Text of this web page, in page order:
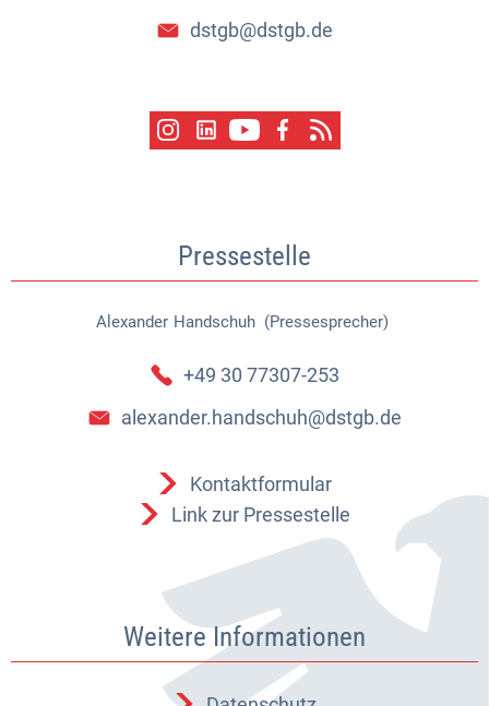
dstgb@dstgb.de
Pressestelle
Alexander Handschuh (Pressesprecher)
Alexander Handschuh
+49 30 77307-253
alexander.handschuh@dstgb.de
Kontaktformular
Link zur Pressestelle
Weitere Informationen